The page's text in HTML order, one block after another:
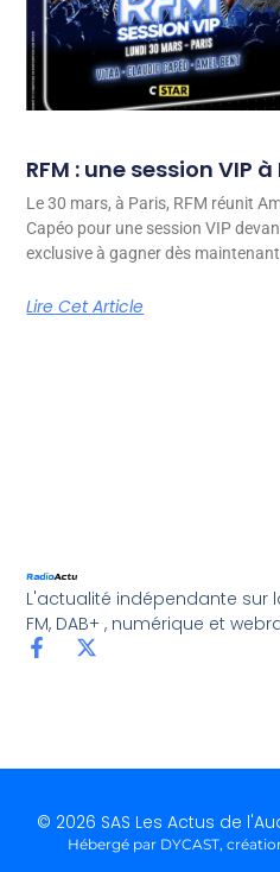
RFM : une session VIP
Le 30 mars, à Paris, RFM réunit
Capéo pour une session VIP
exclusive à gagner dès
Lire Cet Article
L'actualité indépendante sur
FM, DAB+ , numérique et
© 2026 SAS Les Actus de
Hébergé par DYCAST,